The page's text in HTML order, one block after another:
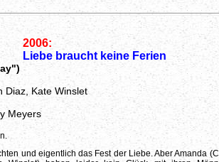
2006:
Liebe braucht keine Ferien
Diaz, Kate Winslet
Meyers
und eigentlich das Fest der Liebe. Aber Amanda